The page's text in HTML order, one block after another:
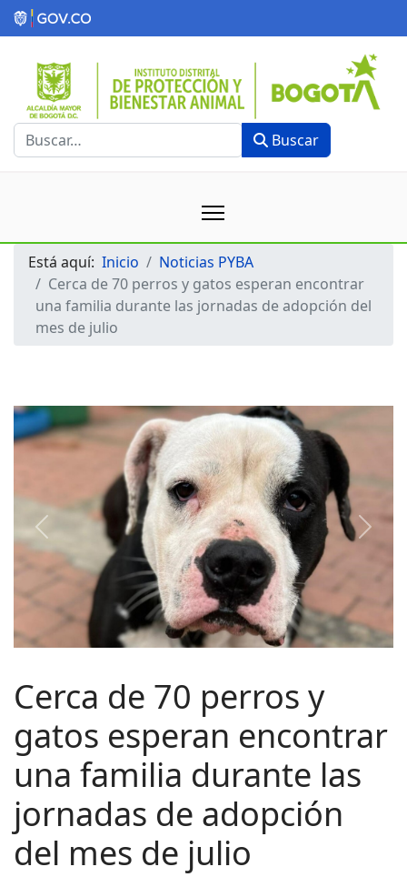
Buscar Buscar
Está aquí: Inicio
Noticias PYBA
Cerca de 70 perros y gatos esperan encontrar
una familia durante las jornadas de adopción del
mes de julio
Previous Next
Cerca de 70 perros y
gatos esperan encontrar
una familia durante las
jornadas de adopción
del mes de julio